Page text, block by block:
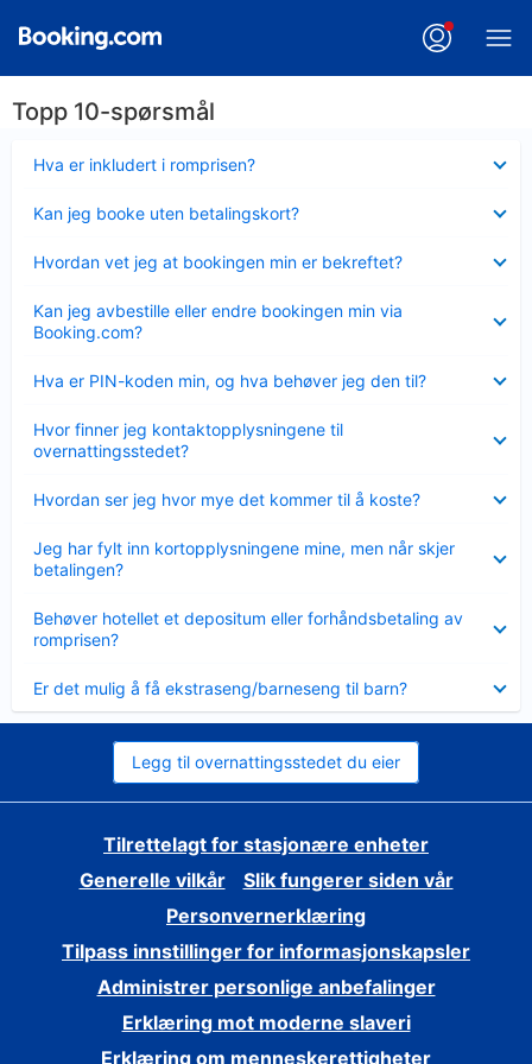
Topp 10-spørsmål
Hva er inkludert i romprisen?
mindre
Kan jeg booke uten betalingskort?
mindre
Hvordan vet jeg at bookingen min er bekreftet?
mindre
Kan jeg avbestille eller endre bookingen min via
Booking.com?
mindre
Hva er PIN-koden min, og hva behøver jeg den til?
mindre
Hvor finner jeg kontaktopplysningene til
overnattingsstedet?
mindre
Hvordan ser jeg hvor mye det kommer til å koste?
mindre
Jeg har fylt inn kortopplysningene mine, men når skjer
betalingen?
mindre
Behøver hotellet et depositum eller forhåndsbetaling av
romprisen?
mindre
Er det mulig å få ekstraseng/barneseng til barn?
mindre
Legg til overnattingsstedet du eier
Tilrettelagt for stasjonære enheter
Generelle vilkår
Slik fungerer siden vår
Personvernerklæring
Tilpass innstillinger for informasjonskapsler
Administrer personlige anbefalinger
Erklæring mot moderne slaveri
Erklæring om menneskerettigheter